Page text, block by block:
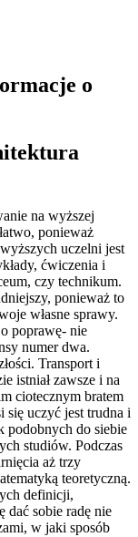
o
na wyższej
ponieważ
uczelni jest
ćwiczenia i
czy technikum.
ponieważ to
własne sprawy.
poprawę- nie
numer dwa.
Transport i
istniał zawsze i na
ciotecznym bratem
się uczyć jest trudna i
podobnych do siebie
studiów. Podczas
aż trzy
teoretyczną.
definicji,
dać sobie radę nie
w jaki sposób